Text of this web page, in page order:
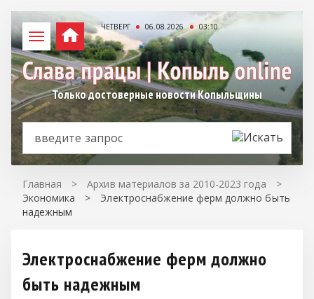
ЧЕТВЕРГ 06.08.2026 03:10
Только достоверные новости Копыльщины
Главная > Архив материалов за 2010-2023 года
>
Экономика
>
Электроснабжение ферм должно быть
надежным
Электроснабжение ферм должно
быть надежным